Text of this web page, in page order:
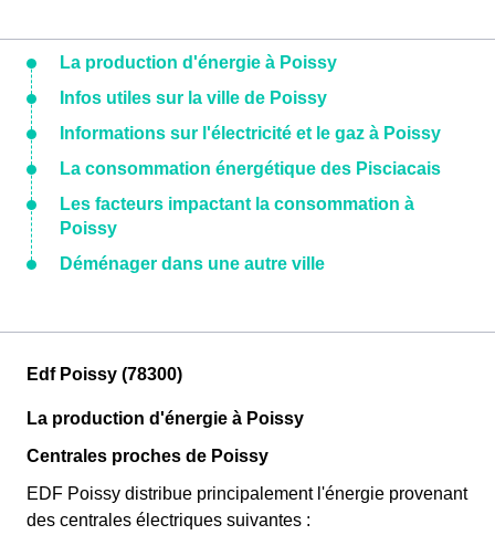
La production d'énergie à Poissy
Infos utiles sur la ville de Poissy
Informations sur l'électricité et le gaz à Poissy
La consommation énergétique des Pisciacais
Les facteurs impactant la consommation à
Poissy
Déménager dans une autre ville
Edf Poissy (78300)
La production d'énergie à Poissy
Centrales proches de Poissy
EDF Poissy distribue principalement l'énergie provenant
des centrales électriques suivantes :